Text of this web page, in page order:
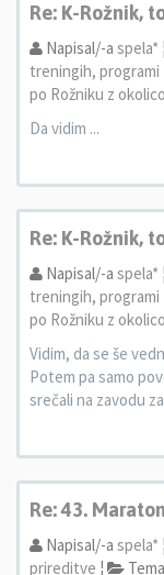
Re: K-Rožnik,
Napisal/-a spela* ¦
treningih,
po Rožniku z
Da vidim ...
Re: K-Rožnik,
Napisal/-a spela* ¦
treningih,
po Rožniku z
Vidim, da se še
Potem pa samo
srečali na zavodu
Re: 43.
Napisal/-a spela* ¦
prireditve ¦